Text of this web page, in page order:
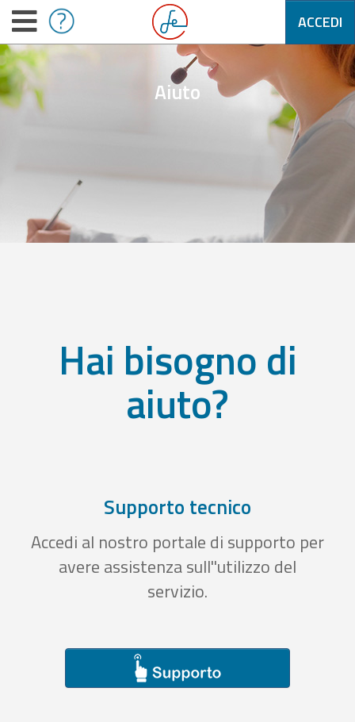
ACCEDI
Aiuto
Hai bisogno di
aiuto?
Supporto tecnico
Accedi al nostro portale di supporto per
avere assistenza sull''utilizzo del
servizio.